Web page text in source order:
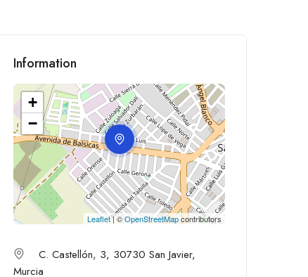
Information
+
−
Leaflet| ©OpenStreetMapcontributors
C. Castellón, 3, 30730 San Javier,
Murcia